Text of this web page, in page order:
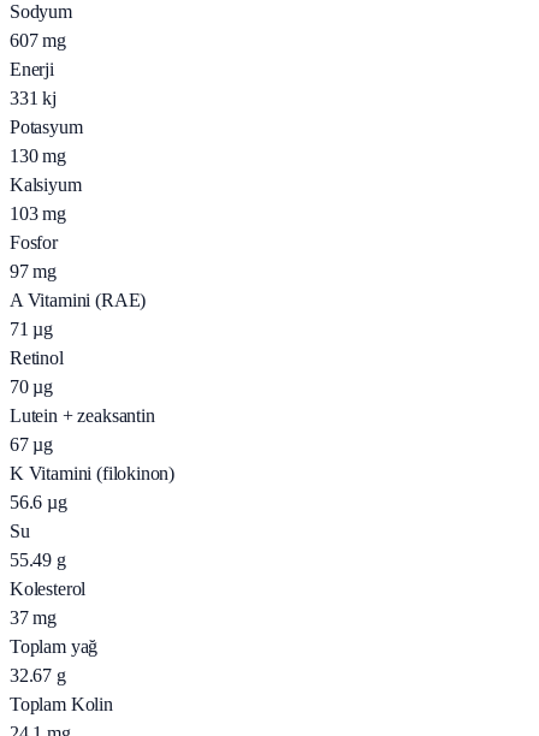
Sodyum
607 mg
Enerji
331 kj
Potasyum
130 mg
Kalsiyum
103 mg
Fosfor
97 mg
A Vitamini (RAE)
71 µg
Retinol
70 µg
Lutein + zeaksantin
67 µg
K Vitamini (filokinon)
56.6 µg
Su
55.49 g
Kolesterol
37 mg
Toplam yağ
32.67 g
Toplam Kolin